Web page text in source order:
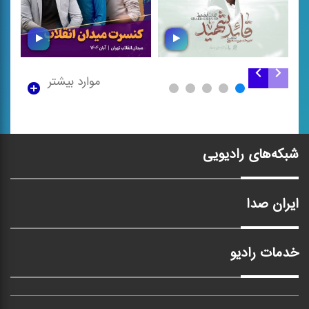
موارد بیشتر
شبکه‌های رادیویی
ایران صدا
خدمات رادیو